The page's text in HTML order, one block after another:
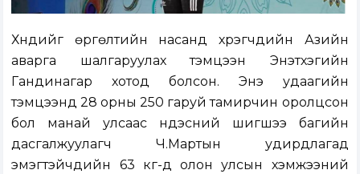
Хүндийг өргөлтийн насанд хүрэгчдийн Азийн
аварга шалгаруулах тэмцээн Энэтхэгийн
Гандинагар хотод болсон. Энэ удаагийн
тэмцээнд 28 орны 250 гаруй тамирчин оролцсон
бол манай улсаас үндэсний шигшээ багийн
дасгалжуулагч Ч.Мартын удирдлагад
эмэгтэйчүүдийн 63 кг-д олон улсын хэмжээний